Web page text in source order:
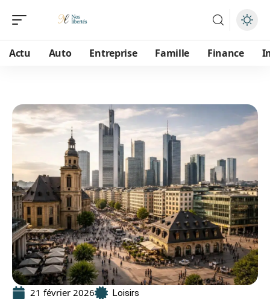
Actu Auto Entreprise Famille Finance
21 février 2026 Loisirs